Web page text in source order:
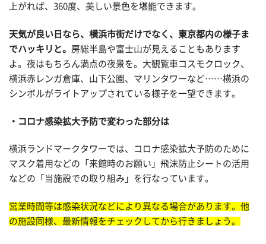
上がれば、360度、美しい景色を堪能できます。
天気が良い日なら、横浜市街だけでなく、東京都内の様子ま
でハッキリと。 房総半島や富士山が見えることもあります
よ。夜はもちろん満点の夜景を。大観覧車コスモクロック、
横浜赤レンガ倉庫、山下公園、マリンタワーなど……横浜の
シンボルがライトアップされている様子を一望できます。
コロナ感染拡大予防で変わった部分は
横浜ランドマークタワーでは、コロナ感染拡大予防のために
マスク着用などの「来館時のお願い」飛沫防止シートの活用
などの「当施設での取り組み」を行なっています。
営業時間等は感染状況などにより異なる場合があります。他
の施設同様、最新情報をチェックしてから行きましょう。